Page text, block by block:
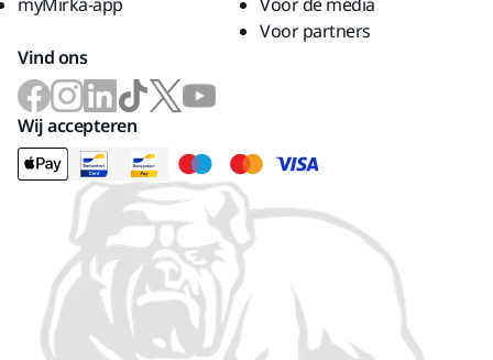
Voor partners
Vind ons
Wij accepteren